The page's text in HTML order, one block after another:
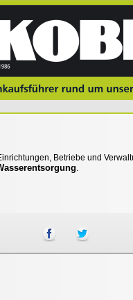
Betriebe und
.